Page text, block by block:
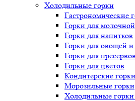
Холодильные горки
Гастрономические
Горки для
Горки для напитков
Горки для овощей и
Горки для
Горки для цветов
Кондитерские горки
Морозильные горки
Холодильные